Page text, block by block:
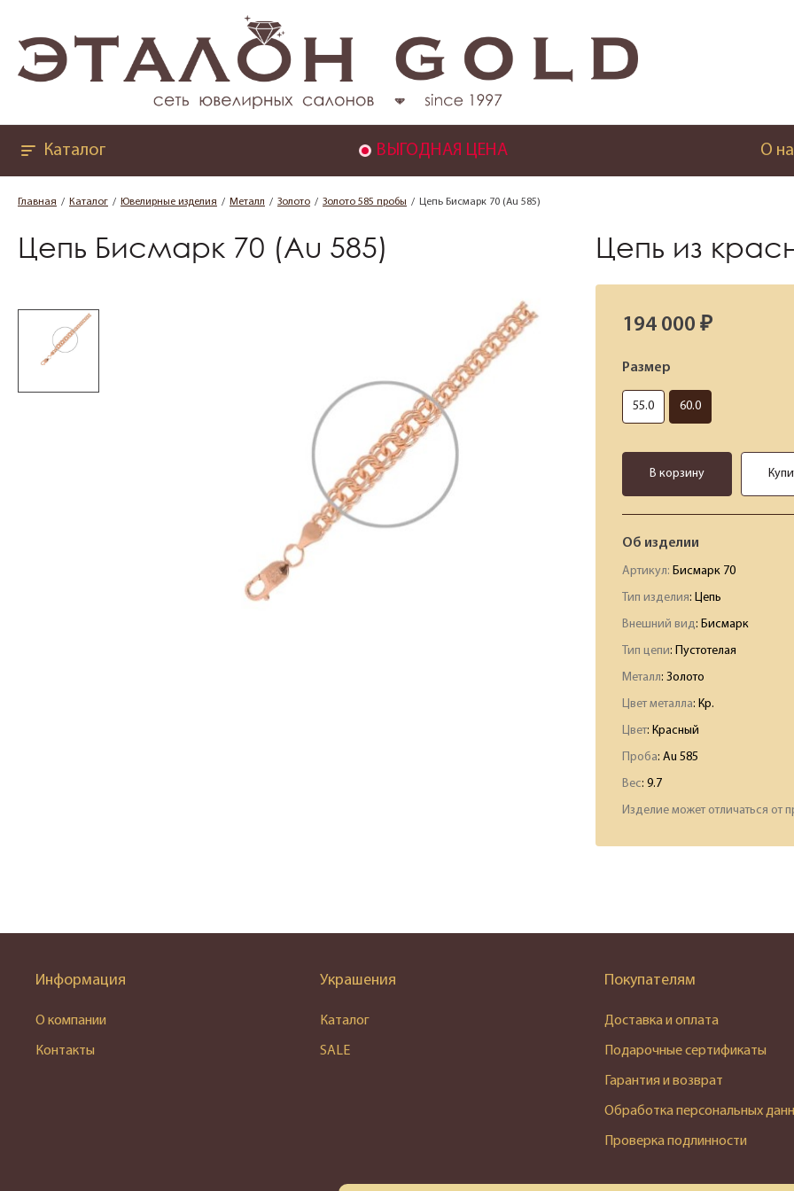
Каталог ВЫГОДНАЯ ЦЕНА О
Главная Каталог Ювелирные изделия Металл Золото Золото 585 пробы Цепь Бисмарк 70 (Au 585)
Цепь Бисмарк 70 (Au 585) Цепь из
194 000 ₽
Размер
55.0 60.0
В корзину
Об изделии
Артикул: Бисмарк 70
Тип изделия: Цепь
Внешний вид: Бисмарк
Тип цепи: Пустотелая
Металл: Золото
Цвет металла: Кр.
Цвет: Красный
Проба: Au 585
Вес: 9.7
Изделие может отличаться от
Информация
О компании
Контакты
Украшения
Каталог
SALE
Покупателям
Доставка и оплата
Подарочные сертификаты
Гарантия и возврат
Обработка персональных
Проверка подлинности